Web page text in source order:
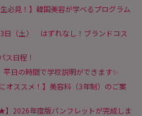
必見！】韓国美容が学べるプログラム
日（土） はずれなし！ブランドコス
ス日程！
平日の時間で学校説明ができます✨
オススメ！】美容科（3年制）のご案
】2026年度版パンフレットが完成しま